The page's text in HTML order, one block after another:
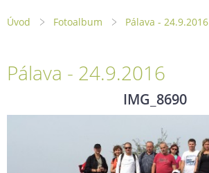
Úvod Fotoalbum Pálava - 24.9.2016
Pálava - 24.9.2016
IMG_8690